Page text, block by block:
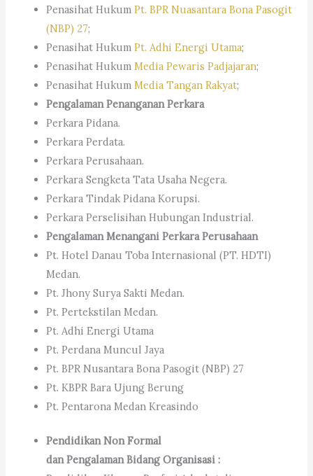
Penasihat HukumPt. BPR Nuasantara Bona Pasogit
(NBP) 27;
Penasihat HukumPt. Adhi Energi Utama;
Penasihat HukumMedia Pewaris Padjajaran;
Penasihat HukumMedia Tangan Rakyat;
Pengalaman Penanganan Perkara
Perkara Pidana.
Perkara Perdata.
Perkara Perusahaan.
Perkara Sengketa Tata Usaha Negera.
Perkara Tindak Pidana Korupsi.
Perkara Perselisihan Hubungan Industrial.
Pengalaman Menangani Perkara Perusahaan
Pt. Hotel Danau Toba Internasional (PT. HDTI)
Medan.
Pt. Jhony Surya Sakti Medan.
Pt. Pertekstilan Medan.
Pt. Adhi Energi Utama
Pt. Perdana Muncul Jaya
Pt. BPR Nusantara Bona Pasogit (NBP) 27
Pt. KBPR Bara Ujung Berung
Pt. Pentarona Medan Kreasindo
Pendidikan Non Formal
danPengalaman Bidang Organisasi :